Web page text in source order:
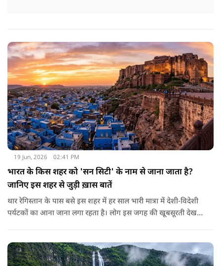
19 Jun, 2026 02:41 PM
भारत के किस शहर को 'सन सिटी' के नाम से जाना जाता है?
जानिए इस शहर से जुड़ी ख़ास बातें
थार रेगिस्तान के पास बसे इस शहर में हर साल भारी मात्रा में देशी-विदेशी
पर्यटकों का आना जाना लगा रहता है। लोग इस जगह की खूबसूरती देखने
लोग यहाँ के विशाल किले और ऐतिहासिक महल, रंग-बिरंगे बाजार और
स्वादिष्ट खाने के लिए खिंचे चले आते हैं। यहाँ साल के लगभग हर दिन